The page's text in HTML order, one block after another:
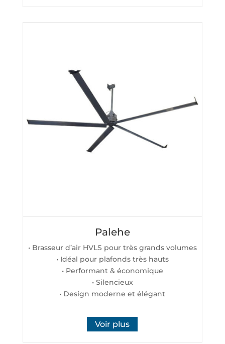
Palehe
• Brasseur d’air HVLS pour très grands volumes
• Idéal pour plafonds très hauts
• Performant & économique
• Silencieux
• Design moderne et élégant
Voir plus